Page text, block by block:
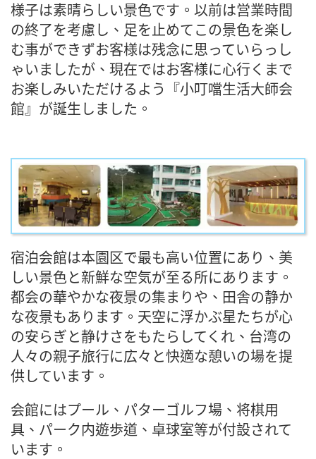
様子は素晴らしい景色です。以前は営業時間
の終了を考慮し、足を止めてこの景色を楽し
む事ができずお客様は残念に思っていらっし
ゃいましたが、現在ではお客様に心行くまで
お楽しみいただけるよう『小叮噹生活大師会
館』が誕生しました。
宿泊会館は本園区で最も高い位置にあり、美
しい景色と新鮮な空気が至る所にあります。
都会の華やかな夜景の集まりや、田舎の静か
な夜景もあります。天空に浮かぶ星たちが心
の安らぎと静けさをもたらしてくれ、台湾の
人々の親子旅行に広々と快適な憩いの場を提
供しています。
会館にはプール、パターゴルフ場、将棋用
具、パーク内遊歩道、卓球室等が付設されて
います。